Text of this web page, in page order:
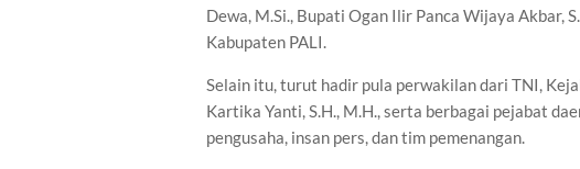
Dewa, M.Si., Bupati Ogan Ilir Panca Wijaya Akbar,
Kabupaten PALI.
Selain itu, turut hadir pula perwakilan dari TNI,
Kartika Yanti, S.H., M.H., serta berbagai pejabat
pengusaha, insan pers, dan tim pemenangan.